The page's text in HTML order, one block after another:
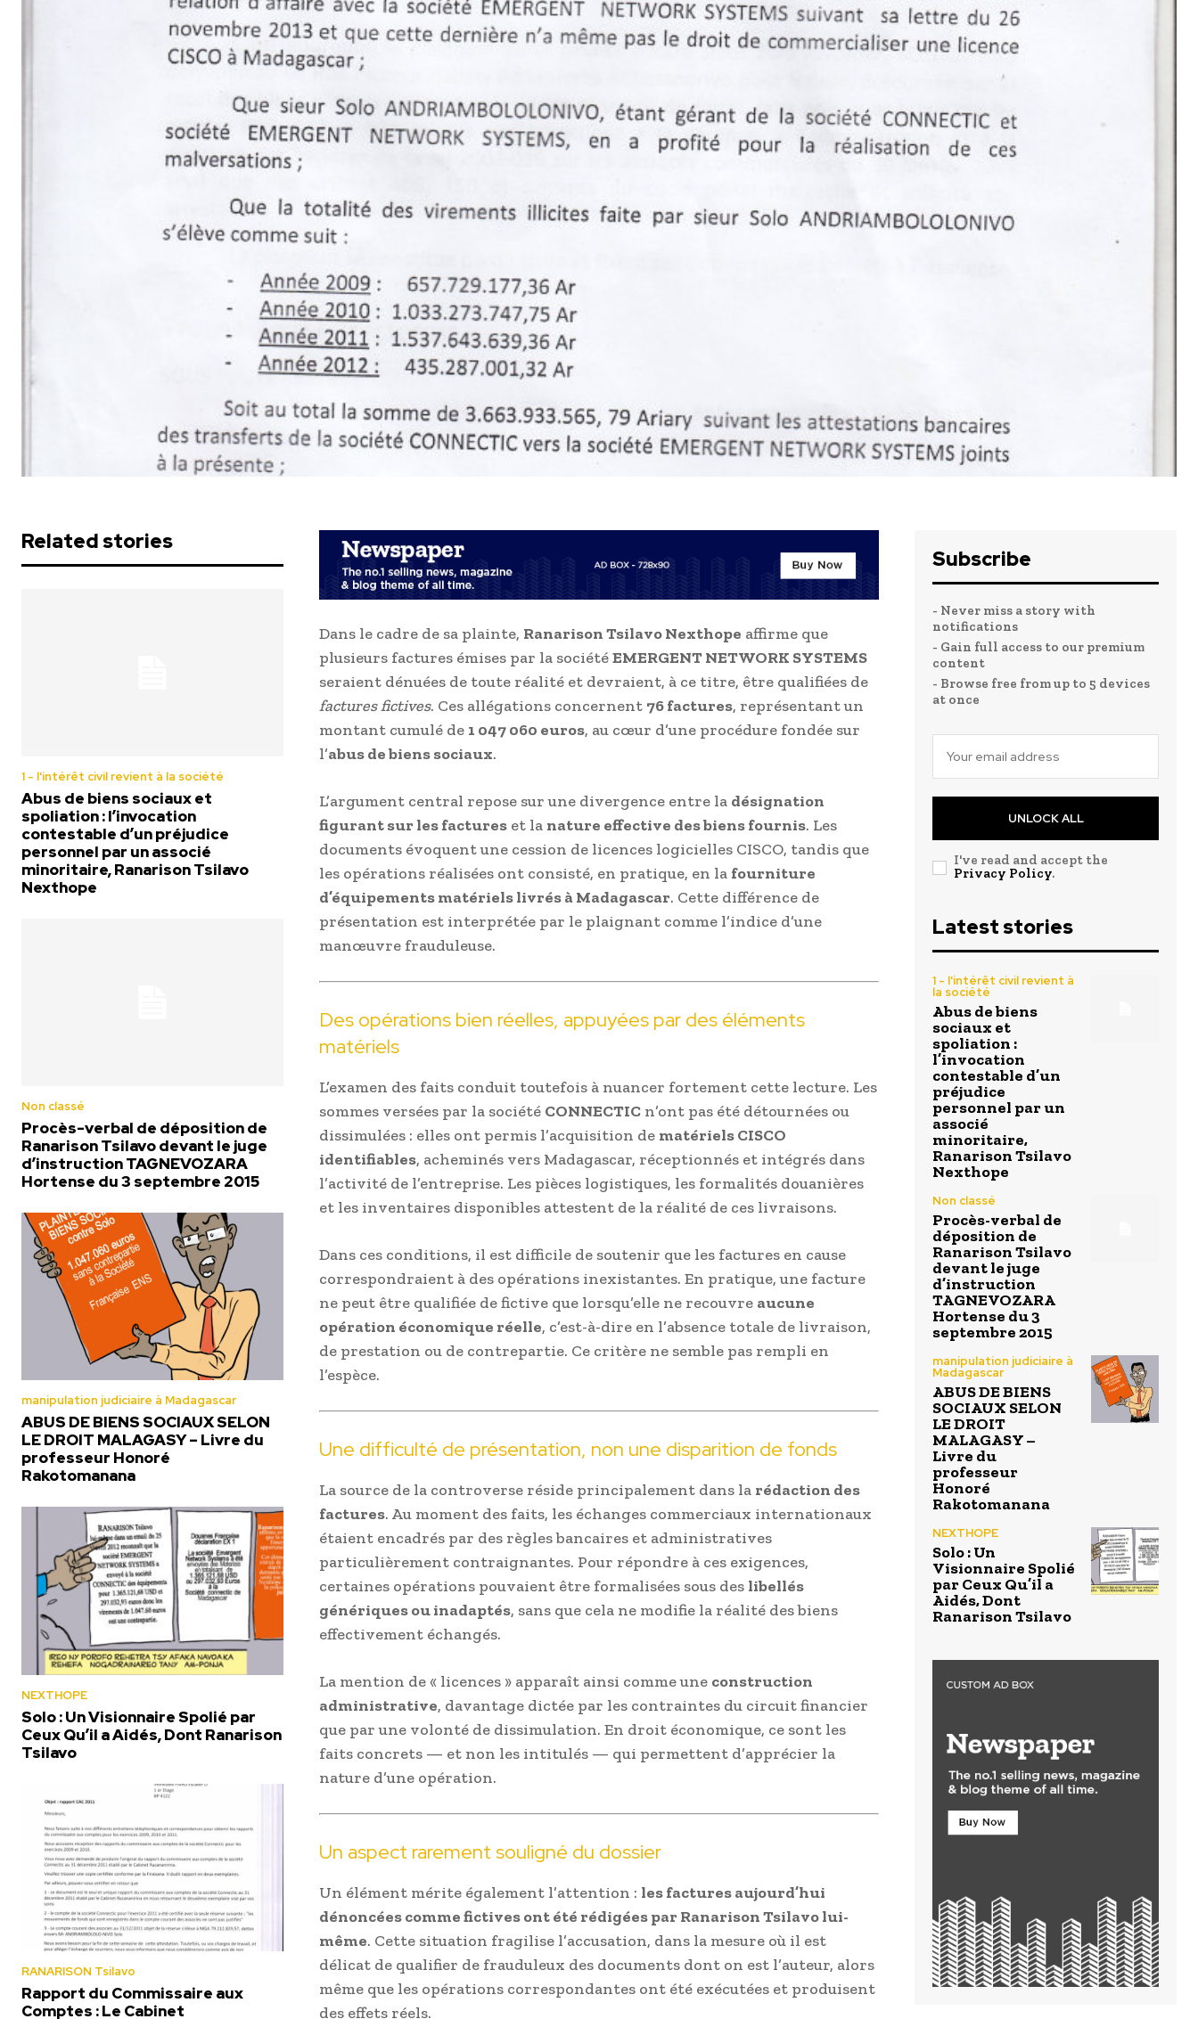
Related stories
1 - l'intérêt civil revient à la société
Abus de biens sociaux et
spoliation : l’invocation
contestable d’un préjudice
personnel par un associé
minoritaire, Ranarison Tsilavo
Nexthope
Non classé
Procès-verbal de déposition de
Ranarison Tsilavo devant le juge
d’instruction TAGNEVOZARA
Hortense du 3 septembre 2015
manipulation judiciaire à Madagascar
ABUS DE BIENS SOCIAUX SELON
LE DROIT MALAGASY – Livre du
professeur Honoré
Rakotomanana
NEXTHOPE
Solo : Un Visionnaire Spolié par
Ceux Qu’il a Aidés, Dont Ranarison
Tsilavo
RANARISON Tsilavo
Rapport du Commissaire aux
Comptes : Le Cabinet
Dans le cadre de sa plainte, Ranarison Tsilavo Nexthope affirme que
plusieurs factures émises par la sociétéEMERGENT NETWORK SYSTEMS
seraient dénuées de toute réalité et devraient, à ce titre, être qualifiées de
factures fictives. Ces allégations concernent 76 factures, représentant un
montant cumulé de 1 047 060 euros, au cœur d’une procédure fondée sur
l’abus de biens sociaux.
L’argument central repose sur une divergence entre la désignation
figurant sur les factures et la nature effective des biens fournis. Les
documents évoquent une cession de licences logicielles CISCO, tandis que
les opérations réalisées ont consisté, en pratique, en la fourniture
d’équipements matériels livrés à Madagascar. Cette différence de
présentation est interprétée par le plaignant comme l’indice d’une
manœuvre frauduleuse.
Des opérations bien réelles, appuyées par des éléments
matériels
L’examen des faits conduit toutefois à nuancer fortement cette lecture. Les
sommes versées par la société CONNECTIC n’ont pas été détournées ou
dissimulées : elles ont permis l’acquisition de matériels CISCO
identifiables, acheminés vers Madagascar, réceptionnés et intégrés dans
l’activité de l’entreprise. Les pièces logistiques, les formalités douanières
et les inventaires disponibles attestent de la réalité de ces livraisons.
Dans ces conditions, il est difficile de soutenir que les factures en cause
correspondraient à des opérations inexistantes. En pratique, une facture
ne peut être qualifiée de fictive que lorsqu’elle ne recouvre aucune
opération économique réelle, c’est-à-dire en l’absence totale de livraison,
de prestation ou de contrepartie. Ce critère ne semble pas rempli en
l’espèce.
Une difficulté de présentation, non une disparition de fonds
La source de la controverse réside principalement dans la rédaction des
factures. Au moment des faits, les échanges commerciaux internationaux
étaient encadrés par des règles bancaires et administratives
particulièrement contraignantes. Pour répondre à ces exigences,
certaines opérations pouvaient être formalisées sous des libellés
génériques ou inadaptés, sans que cela ne modifie la réalité des biens
effectivement échangés.
La mention de « licences » apparaît ainsi comme une construction
administrative, davantage dictée par les contraintes du circuit financier
que par une volonté de dissimulation. En droit économique, ce sont les
faits concrets — et non les intitulés — qui permettent d’apprécier la
nature d’une opération.
Un aspect rarement souligné du dossier
Un élément mérite également l’attention : les factures aujourd’hui
dénoncées comme fictives ont été rédigées par Ranarison Tsilavo lui-
même. Cette situation fragilise l’accusation, dans la mesure où il est
délicat de qualifier de frauduleux des documents dont on est l’auteur, alors
même que les opérations correspondantes ont été exécutées et produisent
des effets réels.
Subscribe
- Never miss a story with
notifications
- Gain full access to our premium
content
- Browse free from up to 5 devices
at once
UNLOCK ALL
I've read and accept the
Privacy Policy.
Latest stories
1 - l'intérêt civil revient à
la société
Abus de biens
sociaux et
spoliation :
l’invocation
contestable d’un
préjudice
personnel par un
associé
minoritaire,
Ranarison Tsilavo
Nexthope
Non classé
Procès-verbal de
déposition de
Ranarison Tsilavo
devant le juge
d’instruction
TAGNEVOZARA
Hortense du 3
septembre 2015
manipulation judiciaire à
Madagascar
ABUS DE BIENS
SOCIAUX SELON
LE DROIT
MALAGASY –
Livre du
professeur
Honoré
Rakotomanana
NEXTHOPE
Solo : Un
Visionnaire Spolié
par Ceux Qu’il a
Aidés, Dont
Ranarison Tsilavo